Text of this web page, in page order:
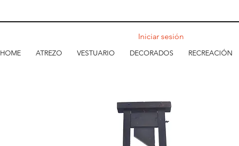
HOME ATREZO VESTUARIO DECORADOS RECREACIÓN
Iniciar sesión